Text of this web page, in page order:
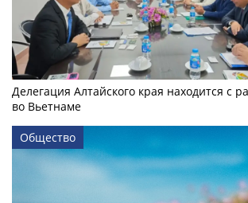
Делегация Алтайского края находится с
во Вьетнаме
Общество